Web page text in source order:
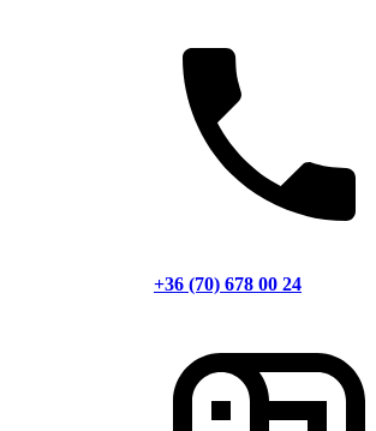
+36 (70) 678 00 24